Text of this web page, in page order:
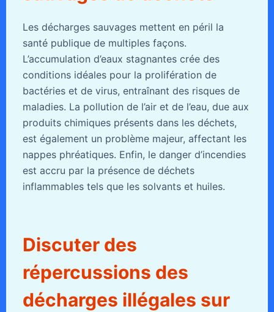
Les décharges sauvages mettent en péril la
santé publique de multiples façons.
L’accumulation d’eaux stagnantes crée des
conditions idéales pour la prolifération de
bactéries et de virus, entraînant des risques de
maladies. La pollution de l’air et de l’eau, due aux
produits chimiques présents dans les déchets,
est également un problème majeur, affectant les
nappes phréatiques. Enfin, le danger d’incendies
est accru par la présence de déchets
inflammables tels que les solvants et huiles.
Discuter des
répercussions des
décharges illégales sur